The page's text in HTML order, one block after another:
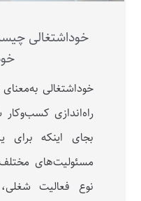
خوداشتغالی
راه‌اندازی
بجای اینکه برای
مسئولیت‌های
نوع فعالیت